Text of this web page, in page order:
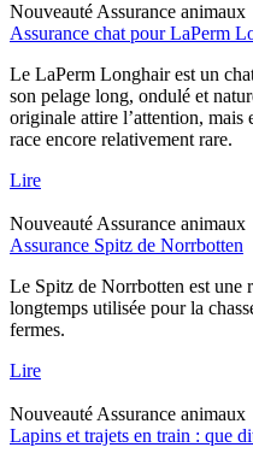
NouveautéAssurance animaux
Assurance chat pour LaPerm
Le LaPerm Longhair est un
son pelage long, ondulé et
originale attire l’attention, mais
race encore relativement rare.
Lire
NouveautéAssurance animaux
Assurance Spitz de Norrbotten
Le Spitz de Norrbotten est une
longtemps utilisée pour la
fermes.
Lire
NouveautéAssurance animaux
Lapins et trajets en train : que